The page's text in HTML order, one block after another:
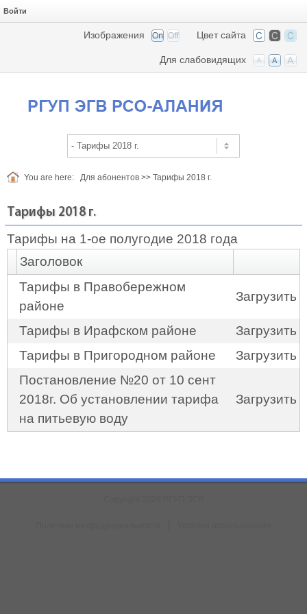
Войти
Цвет сайта
Изображения
Для слабовидящих
You are here: Для абонентов >> Тарифы 2018 г.
Тарифы 2018 г.
Тарифы на 1-ое полугодие 2018 года
Заголовок
Тарифы в Правобережном
районе
Загрузить
Тарифы в Ирафском районе
Загрузить
Тарифы в Пригородном районе
Загрузить
Постановление №20 от 10 сент
2018г. Об установлении тарифа
на питьевую воду
Загрузить